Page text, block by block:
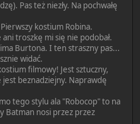
Pas też niezły. Na pochwałę
kostium Robina.
troszkę mi się nie podobał.
Burtona. I ten straszny pas...
widać.
filmowy! Jest sztuczny,
beznadziejny. Naprawdę
tego stylu ala "Robocop" to na
Batman nosi przez przez